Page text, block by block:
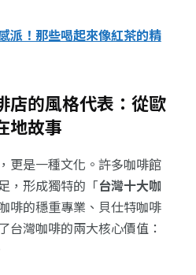
派！那些喝起來像紅茶的精
店的風格代表：從歐
地故事
更是一種文化。許多咖啡館
，形成獨特的「台灣十大咖
啡的穩重專業、貝仕特咖啡
台灣咖啡的兩大核心價值：